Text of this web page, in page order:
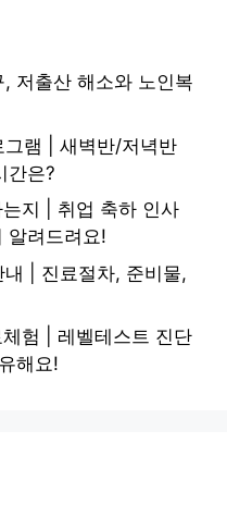
저출산 해소와 노인복
그램 | 새벽반/저녁반
간은?
지 | 취업 축하 인사
알려드려요!
| 진료절차, 준비물,
험 | 레벨테스트 진단
해요!